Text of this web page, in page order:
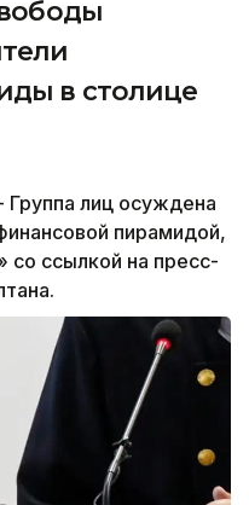
в столице
лиц осуждена
пирамидой,
ссылкой на пресс-